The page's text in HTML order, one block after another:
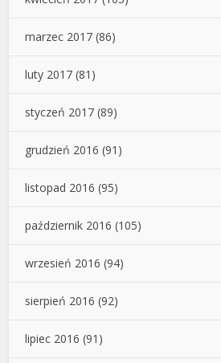
marzec 2017 (86)
luty 2017 (81)
styczeń 2017 (89)
grudzień 2016 (91)
listopad 2016 (95)
październik 2016 (105)
wrzesień 2016 (94)
sierpień 2016 (92)
lipiec 2016 (91)